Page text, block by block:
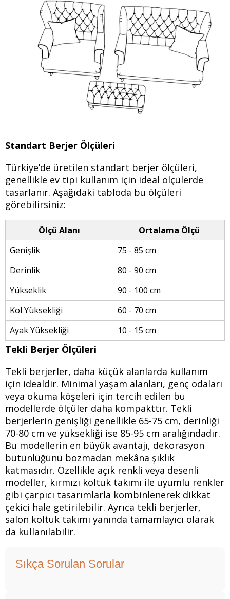
Standart Berjer Ölçüleri
Türkiye’de üretilen standart berjer ölçüleri,
genellikle ev tipi kullanım için ideal ölçülerde
tasarlanır. Aşağıdaki tabloda bu ölçüleri
görebilirsiniz:
Ölçü Alanı
Ortalama Ölçü
Genişlik
75 - 85 cm
Derinlik
80 - 90 cm
Yükseklik
90 - 100 cm
Kol Yüksekliği
60 - 70 cm
Ayak Yüksekliği
10 - 15 cm
Tekli Berjer Ölçüleri
Tekli berjerler, daha küçük alanlarda kullanım
için idealdir. Minimal yaşam alanları, genç odaları
veya okuma köşeleri için tercih edilen bu
modellerde ölçüler daha kompakttır. Tekli
berjerlerin genişliği genellikle 65-75 cm, derinliği
70-80 cm ve yüksekliği ise 85-95 cm aralığındadır.
Bu modellerin en büyük avantajı, dekorasyon
bütünlüğünü bozmadan mekâna şıklık
katmasıdır. Özellikle açık renkli veya desenli
modeller, kırmızı koltuk takımı ile uyumlu renkler
gibi çarpıcı tasarımlarla kombinlenerek dikkat
çekici hale getirilebilir. Ayrıca tekli berjerler,
salon koltuk takımı yanında tamamlayıcı olarak
da kullanılabilir.
Sıkça Sorulan Sorular